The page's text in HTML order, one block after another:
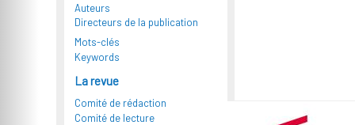
Auteurs
Directeurs de la publication
Mots-clés
Keywords
La revue
Comité de rédaction
Comité de lecture